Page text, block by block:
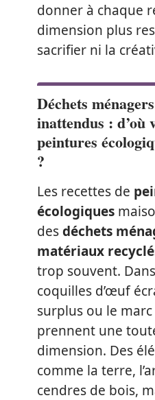
donner à chaque
dimension plus
sacrifier ni la
Déchets
inattendus : d’où
peintures
?
Les recettes de
écologiques
desdéchets
matériaux
trop souvent.
coquilles d’œuf
surplus ou le marc
prennent une
dimension. Des
comme la terre,
cendres de bois,